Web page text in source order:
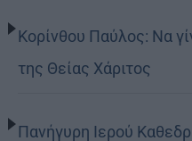
Κορίνθου Παύλος: Να
της Θείας Χάριτος
Πανήγυρη Ιερού